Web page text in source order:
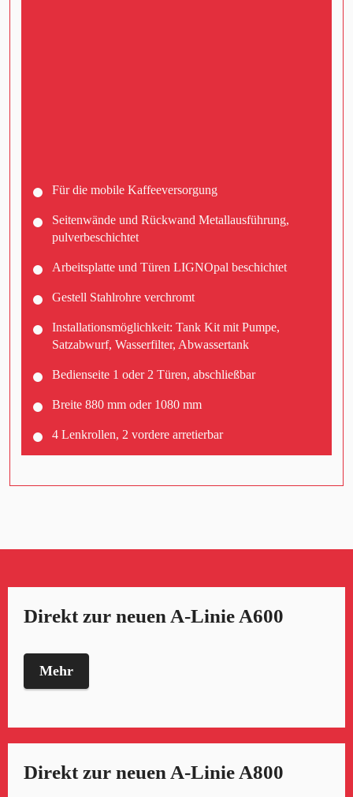
Für die mobile Kaffeeversorgung
Seitenwände und Rückwand Metallausführung,
pulverbeschichtet
Arbeitsplatte und Türen LIGNOpal beschichtet
Gestell Stahlrohre verchromt
Installationsmöglichkeit: Tank Kit mit Pumpe,
Satzabwurf, Wasserfilter, Abwassertank
Bedienseite 1 oder 2 Türen, abschließbar
Breite 880 mm oder 1080 mm
4 Lenkrollen, 2 vordere arretierbar
Direkt zur neuen A-Linie A600
Mehr
Direkt zur neuen A-Linie A800